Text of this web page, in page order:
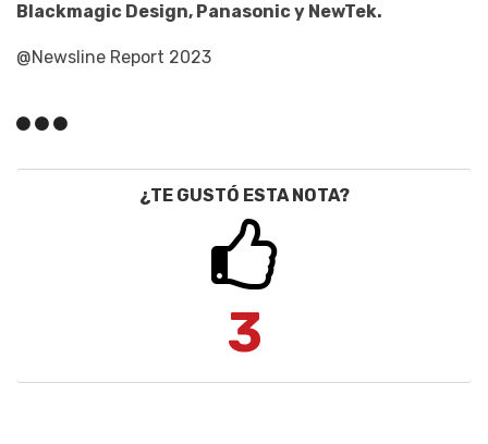
Blackmagic Design, Panasonic y NewTek.
@Newsline Report 2023
¿TE GUSTÓ ESTA NOTA?
3